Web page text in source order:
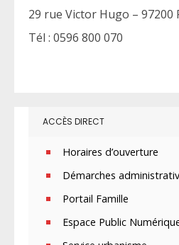
29 rue Victor Hugo – 97200
Tél : 0596 800 070
ACCÈS DIRECT
Horaires d’ouverture
Démarches
Portail Famille
Espace Public